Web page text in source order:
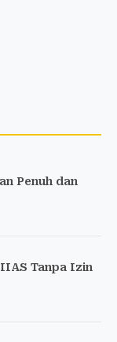
Penuh dan
Tanpa Izin